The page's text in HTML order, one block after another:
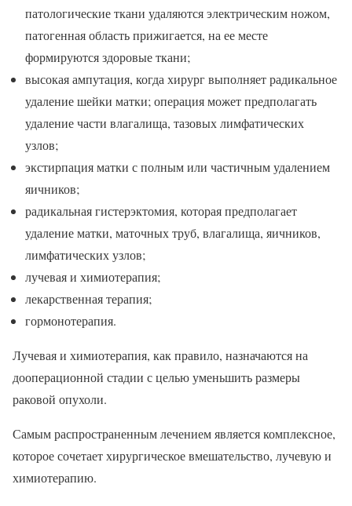
патологические ткани удаляются электрическим ножом,
патогенная область прижигается, на ее месте
формируются здоровые ткани;
высокая ампутация, когда хирург выполняет радикальное
удаление шейки матки; операция может предполагать
удаление части влагалища, тазовых лимфатических
узлов;
экстирпация матки с полным или частичным удалением
яичников;
радикальная гистерэктомия, которая предполагает
удаление матки, маточных труб, влагалища, яичников,
лимфатических узлов;
лучевая и химиотерапия;
лекарственная терапия;
гормонотерапия.
Лучевая и химиотерапия, как правило, назначаются на
дооперационной стадии с целью уменьшить размеры
раковой опухоли.
Самым распространенным лечением является комплексное,
которое сочетает хирургическое вмешательство, лучевую и
химиотерапию.